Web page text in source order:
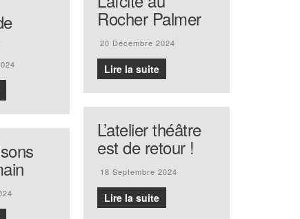
Rocher Palmer
20 Décembre 2024
Lire la suite
L’atelier théâtre
est de retour !
18 Septembre 2024
Lire la suite